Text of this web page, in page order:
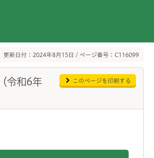
更新日付：2024年8月15日 / ページ番号：C116099
令和6年
このページを印刷する